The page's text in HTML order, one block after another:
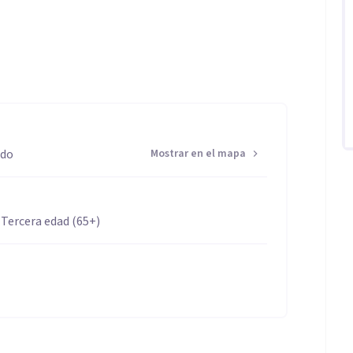
Mostrar en el mapa
edad (65+)